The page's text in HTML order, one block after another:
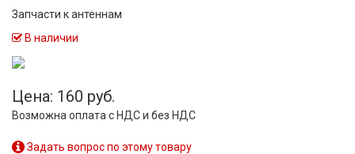
Запчасти к антеннам
В наличии
Цена: 160 руб.
Возможна оплата с НДС и без НДС
Задать вопрос по этому товару